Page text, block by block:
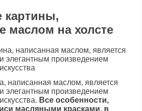
маслом на холсте
написанная маслом, является
элегантным произведением
Все особенности,
масляными красками, в